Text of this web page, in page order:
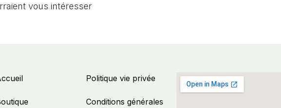
vous intéresser
Politique vie privée
Conditions générales